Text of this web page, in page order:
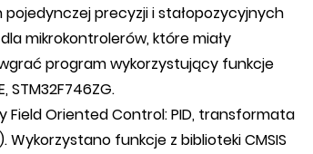
precyzji i stałopozycyjnych
mikrokontrolerów, które miały
program wykorzystujący funkcje
STM32F746ZG.
Oriented Control: PID, transformata
funkcje z biblioteki CMSIS